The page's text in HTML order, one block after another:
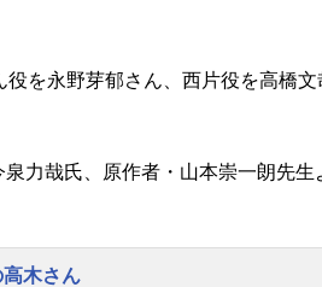
を永野芽郁さん、西片役を高橋文
力哉氏、原作者・山本崇一朗先生
木さん